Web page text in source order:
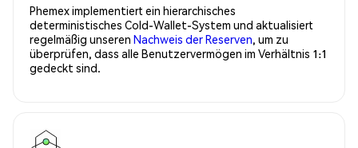
Phemex implementiert ein hierarchisches
deterministisches Cold-Wallet-System und aktualisiert
regelmäßig unseren Nachweis der Reserven, um zu
überprüfen, dass alle Benutzervermögen im Verhältnis 1:1
gedeckt sind.